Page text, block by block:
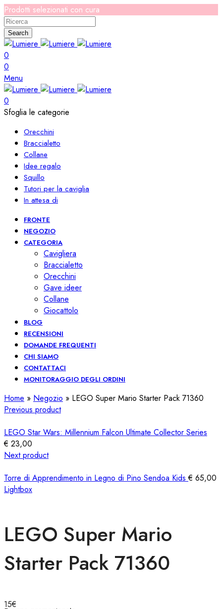
Prodotti selezionati con cura
Search
0
0
Menu
0
Sfoglia le categorie
Orecchini
Braccialetto
Collane
Idee regalo
Squillo
Tutori per la caviglia
In attesa di
FRONTE
NEGOZIO
CATEGORIA
Cavigliera
Braccialetto
Orecchini
Gave ideer
Collane
Giocattolo
BLOG
RECENSIONI
DOMANDE FREQUENTI
CHI SIAMO
CONTATTACI
MONITORAGGIO DEGLI ORDINI
Home » Negozio » LEGO Super Mario Starter Pack 71360
Previous product
LEGO Star Wars: Millennium Falcon Ultimate Collector Series
€ 23,00
Next product
Torre di Apprendimento in Legno di Pino Sendoa Kids€ 65,00
Lightbox
LEGO Super Mario
Starter Pack 71360
15€